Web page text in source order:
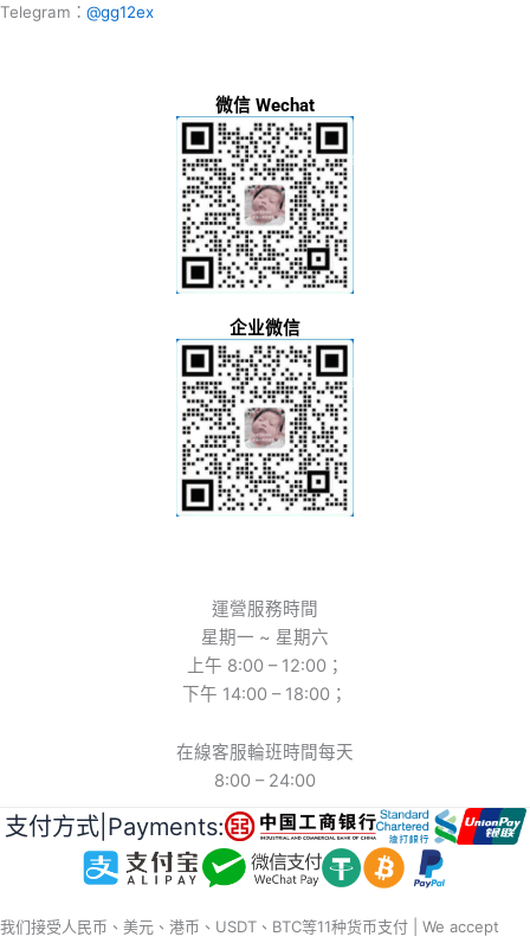
Telegram： @gg12ex
微信 Wechat
企业微信
運營服務時間
星期一 ~ 星期六
上午 8:00 – 12:00；
下午 14:00 – 18:00；
在線客服輪班時間每天
8:00 – 24:00
支付方式|Payments:
我们接受人民币、美元、港币、USDT、BTC等11种货币支付 | We accept